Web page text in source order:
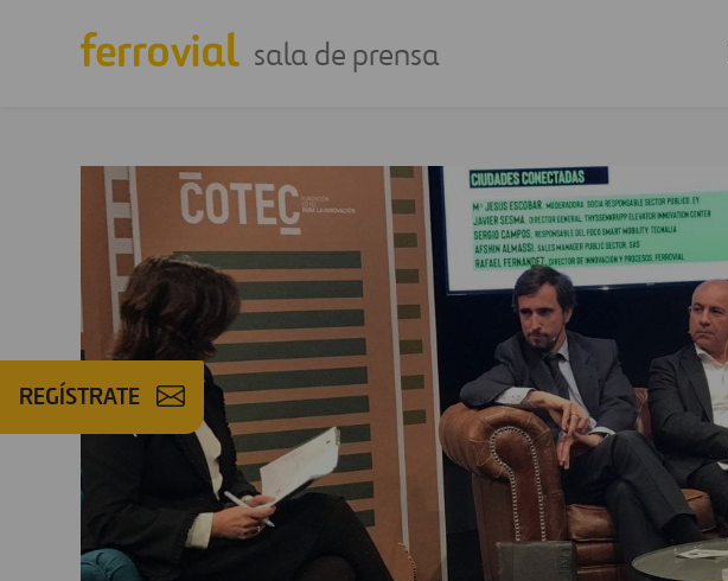
sala de prensa
REGÍSTRATE